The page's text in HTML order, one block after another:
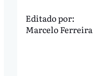
Editado por:
Marcelo Ferreira